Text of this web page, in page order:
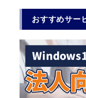
おすすめサー